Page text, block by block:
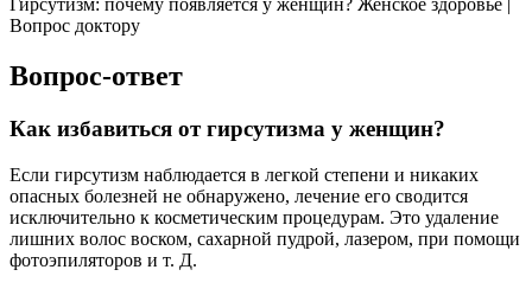
Гирсутизм: почему появляется у женщин? Женское здоровье |
Вопрос доктору
Вопрос-ответ
Как избавиться от гирсутизма у женщин?
Если гирсутизм наблюдается в легкой степени и никаких
опасных болезней не обнаружено, лечение его сводится
исключительно к косметическим процедурам. Это удаление
лишних волос воском, сахарной пудрой, лазером, при помощи
фотоэпиляторов и т. Д.